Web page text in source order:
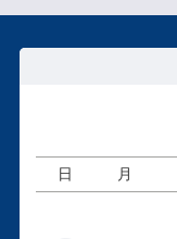
日 月